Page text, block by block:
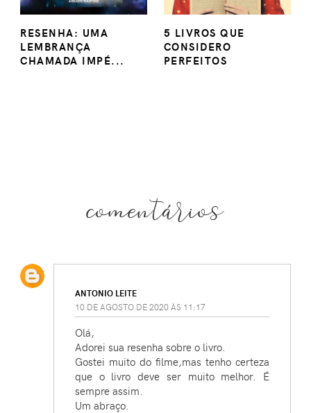
RESENHA: UMA
LEMBRANÇA
CHAMADA IMPÉ...
5 LIVROS QUE
CONSIDERO
PERFEITOS
comentários
ANTONIO LEITE
10 DE AGOSTO DE 2020 ÀS 11:17
Olá,
Adorei sua resenha sobre o livro.
Gostei muito do filme,mas tenho certeza
que o livro deve ser muito melhor. É
sempre assim.
Um abraço.